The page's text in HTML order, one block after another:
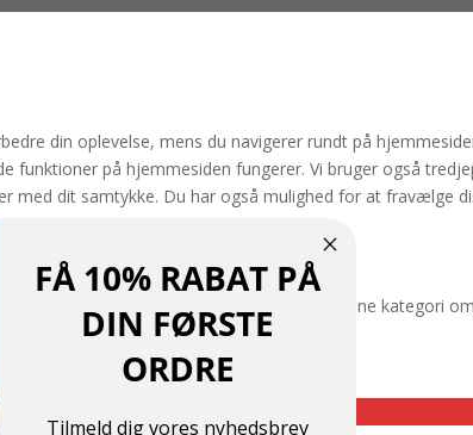
din oplevelse, mens du navigerer rundt på
funktioner på hjemmesiden fungerer. Vi bruger også
med dit samtykke. Du har også mulighed for at fravælge
at hjemmesiden kan fungere korrekt. Denne kategori
personlige oplysninger.
FÅ 10% RABAT PÅ
DIN FØRSTE
ORDRE
Tilmeld dig vores nyhedsbrev